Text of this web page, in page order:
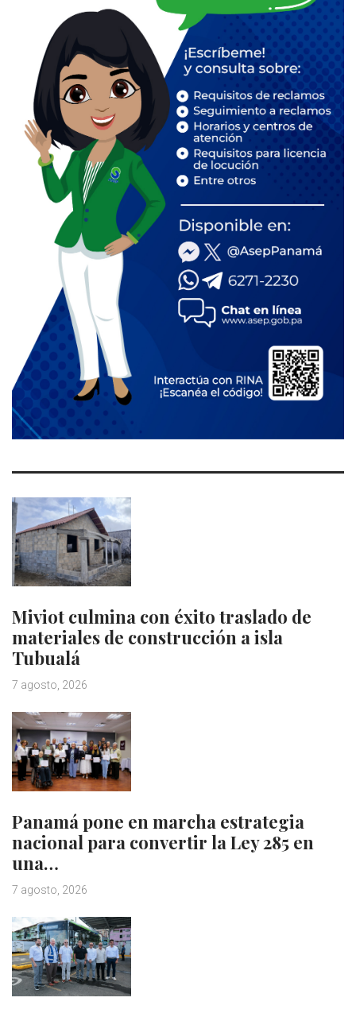
Miviot culmina con éxito traslado de
materiales de construcción a isla
Tubualá
7 agosto, 2026
Panamá pone en marcha estrategia
nacional para convertir la Ley 285 en
una…
7 agosto, 2026